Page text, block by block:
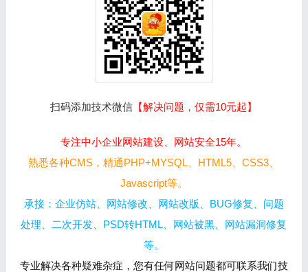
扫码添加技术微信 【解决问题，仅需10元起】
专注中小企业网站建设、网站安全15年。
熟悉各种CMS，精通PHP+MYSQL、HTML5、CSS3、
Javascript等。
承接：企业仿站、网站修改、网站改版、BUG修复、问题
处理、二次开发、PSD转HTML、网站被黑、网站漏洞修复
等。
专业解决各种疑难杂症，您有任何网站问题都可联系我们技